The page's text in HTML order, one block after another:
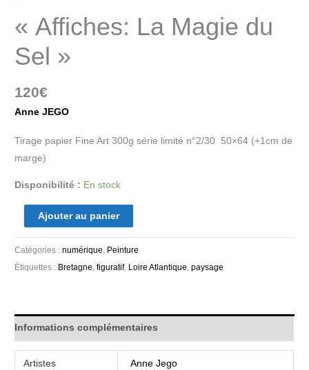
« Affiches: La Magie du
Sel »
120€
Anne JEGO
Tirage papier Fine Art 300g série limité n°2/30 50×64 (+1cm de
marge)
Disponibilité : En stock
Ajouter au panier
Catégories :numérique, Peinture
Étiquettes : Bretagne,figuratif, Loire Atlantique,paysage
Informations complémentaires
Artistes Anne Jego